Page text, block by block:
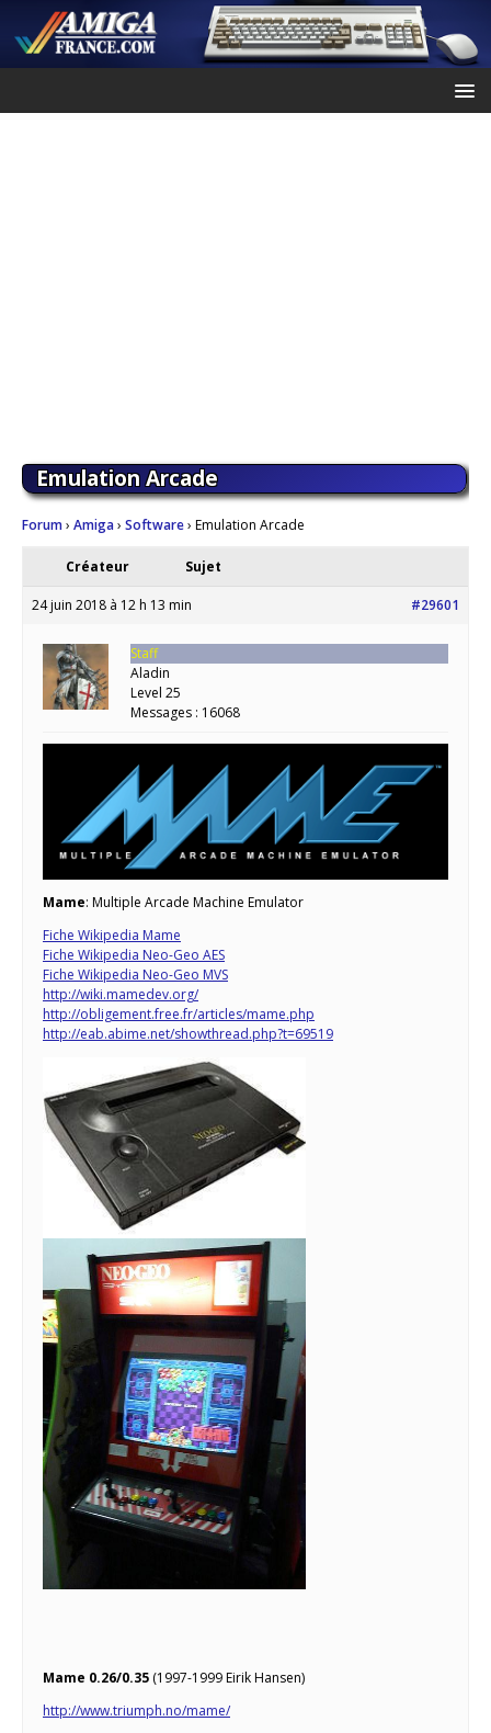
Emulation Arcade
Forum› Amiga› Software› Emulation Arcade
Créateur Sujet
24 juin 2018 à 12 h 13 min #29601
Staff
Aladin
Level 25
Messages : 16068
Mame: Multiple Arcade Machine Emulator
Fiche Wikipedia Mame
Fiche Wikipedia Neo-Geo AES
Fiche Wikipedia Neo-Geo MVS
http://wiki.mamedev.org/
http://obligement.free.fr/articles/mame.php
http://eab.abime.net/showthread.php?t=69519
Mame 0.26/0.35 (1997-1999 Eirik Hansen)
http://www.triumph.no/mame/